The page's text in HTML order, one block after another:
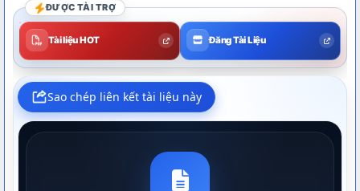
ĐƯỢC TÀI TRỢ
Tài liệu HOT Đăng Tài Liệu